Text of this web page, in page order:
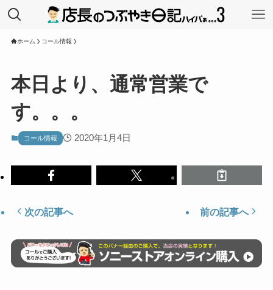
ホーム コール情報
本日より、通常営業で
す。。。
コール情報 2020年1月4日
次の記事へ 前の記事へ